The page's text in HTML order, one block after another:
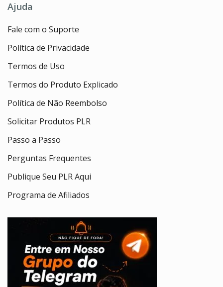
Ajuda
Fale com o Suporte
Política de Privacidade
Termos de Uso
Termos do Produto Explicado
Política de Não Reembolso
Solicitar Produtos PLR
Passo a Passo
Perguntas Frequentes
Publique Seu PLR Aqui
Programa de Afiliados